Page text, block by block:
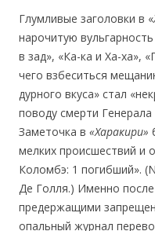
Глумливые заголовки в «
нарочитую
в зад», «Ка-ка и Ха-ха»,
чего взбеситься
дурного вкуса» стал
поводу смерти
Заметочка в «Харакири»
мелких происшествий и
Коломбэ: 1 погибший».
Де Голля.) Именно после
предержащими
опальный журнал